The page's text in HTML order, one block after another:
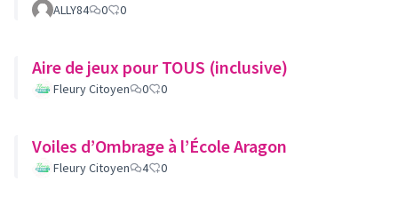
ALLY84 0 0
Aire de jeux pour TOUS (inclusive)
Fleury Citoyen 0 0
Voiles d’Ombrage à l’École Aragon
Fleury Citoyen 4 0